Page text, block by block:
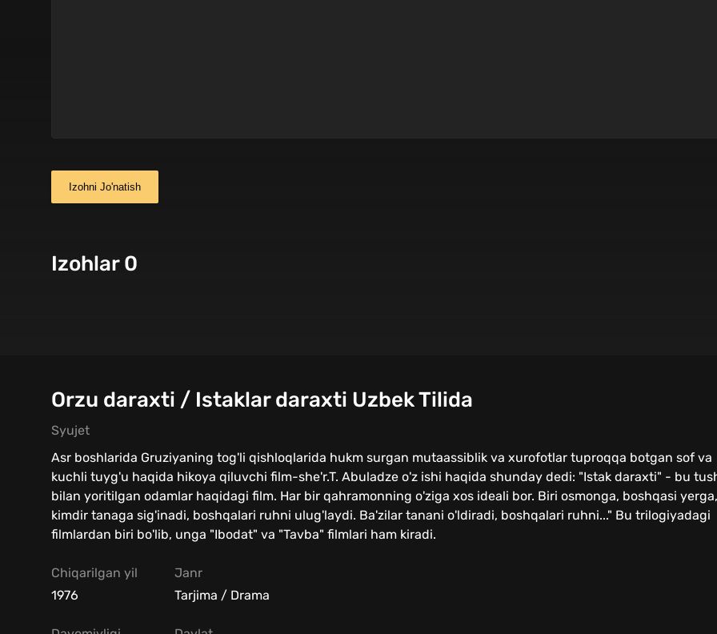
Izohni Jo'natish
Izohlar 0
Orzu daraxti / Istaklar daraxti Uzbek Tilida
Syujet
Asr boshlarida Gruziyaning tog'li qishloqlarida hukm surgan mutaassiblik va xurofotlar tuproqqa botgan sof va
kuchli tuyg'u haqida hikoya qiluvchi film-she'r.T. Abuladze o'z ishi haqida shunday dedi: "Istak daraxti" - bu
bilan yoritilgan odamlar haqidagi film. Har bir qahramonning o'ziga xos ideali bor. Biri osmonga, boshqasi yerga,
kimdir tanaga sig'inadi, boshqalari ruhni ulug'laydi. Ba'zilar tanani o'ldiradi, boshqalari ruhni..." Bu trilogiyadagi
filmlardan biri bo'lib, unga "Ibodat" va "Tavba" filmlari ham kiradi.
Chiqarilgan yil
1976
Janr
Tarjima / Drama